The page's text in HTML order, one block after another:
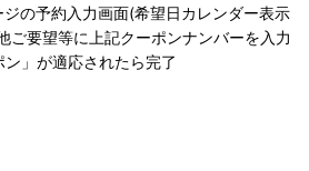
ジの予約入力画面(希望日カレンダー表示
ご要望等に上記クーポンナンバーを入力
」が適応されたら完了